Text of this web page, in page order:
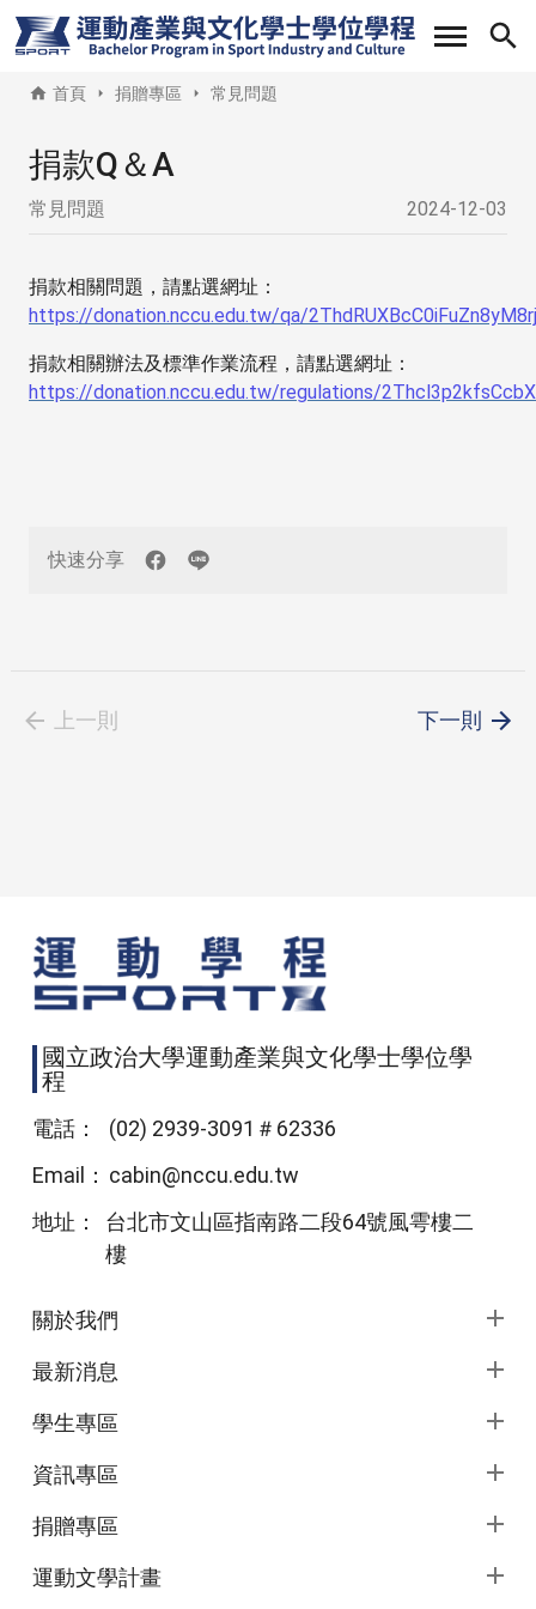
移
至
首頁 捐贈專區 常見問題
捐款Q＆A
常見問題 2024-12-03
捐款相關問題，請點選網址：
https://donation.nccu.edu.tw/qa/
捐款相關辦法及標準作業流程，請點選網址：
https://donation.nccu.edu.tw/regulations/
快速分享
上一則 下一則
國立政治大學運動產業與文化學士學位學
程
電話：
(02) 2939-3091＃62336
Email： cabin@nccu.edu.tw
地址：
台北市文山區指南路二段64號風雩樓二
樓
頁尾選單
關於我們
最新消息
學生專區
資訊專區
捐贈專區
運動文學計畫